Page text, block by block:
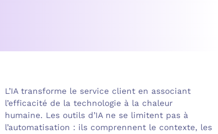
L’IA transforme le service client en associant
l’efficacité de la technologie à la chaleur
humaine. Les outils d’IA ne se limitent pas à
l’automatisation : ils comprennent le contexte, les